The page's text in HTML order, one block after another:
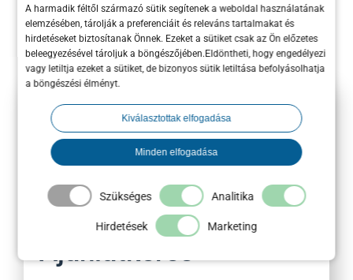
A harmadik féltől származó sütik segítenek a weboldal használatának
elemzésében, tárolják a preferenciáit és releváns tartalmakat és
hirdetéseket biztosítanak Önnek. Ezeket a sütiket csak az Ön előzetes
beleegyezésével tároljuk a böngészőjében.Eldöntheti, hogy engedélyezi
vagy letiltja ezeket a sütiket, de bizonyos sütik letiltása befolyásolhatja
a böngészési élményt.
Kiválasztottak elfogadása
Minden elfogadása
Szükséges Analitika
Hirdetések Marketing
Kérj tőlünk
kötelezettségmentes
árajánlatot még ma!
Ajánlatkérés